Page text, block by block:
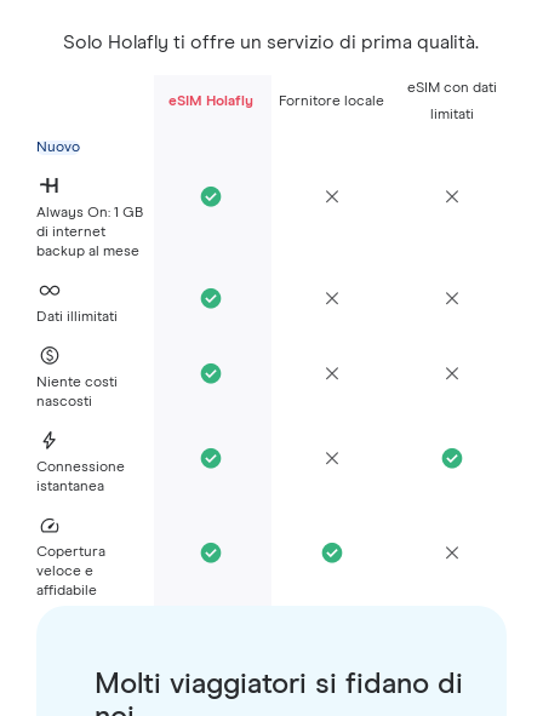
Solo Holafly ti offre un servizio di prima qualità.
eSIM Holafly Fornitore locale
eSIM con dati
limitati
Nuovo
Always On: 1 GB
di internet
backup al mese
Dati illimitati
Niente costi
nascosti
Connessione
istantanea
Copertura
veloce e
affidabile
Molti viaggiatori si fidano di